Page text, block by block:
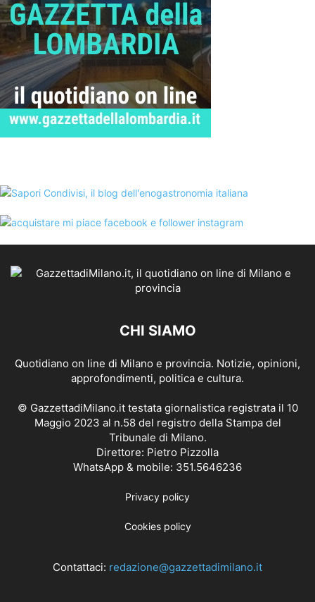
CHI SIAMO
Quotidiano on line di Milano e provincia. Notizie, opinioni,
approfondimenti, politica e cultura.
© GazzettadiMilano.it testata giornalistica registrata il 10
Maggio 2023 al n.58 del registro della Stampa del
Tribunale di Milano.
Direttore: Pietro Pizzolla
WhatsApp & mobile: 351.5646236
Privacy policy
Cookies policy
Contattaci: redazione@gazzettadimilano.it